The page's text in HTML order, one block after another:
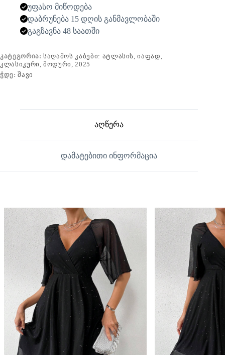
უფასო მიწოდება
დაბრუნება 15 დღის განმავლობაში
გაგზავნა 48 საათში
ᲙᲐᲢᲔᲒᲝᲠᲘᲐ:ᲡᲐᲦᲐᲛᲝᲡ ᲙᲐᲑᲔᲑᲘ: ᲐᲢᲚᲐᲡᲘᲡ, ᲘᲐᲤᲐᲓ,
ᲙᲚᲐᲡᲘᲙᲣᲠᲘ, ᲛᲝᲓᲣᲠᲘ, 2025
ᲭᲓᲔ:ᲨᲐᲕᲘ
აღწერა
დამატებითი ინფორმაცია